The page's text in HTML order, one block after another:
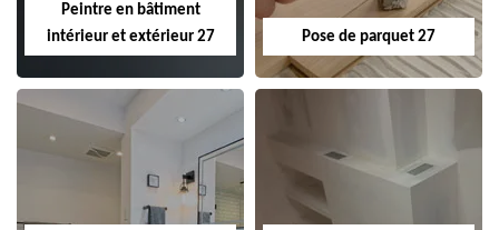
Peintre en bâtiment
intérieur et extérieur 27
Pose de parquet 27